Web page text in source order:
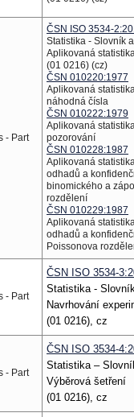
- Part
ČSN ISO 3534-
Statistika - Slovník
Aplikovaná
(01 0216) (cz)
ČSN 010220:1977
Aplikovaná
náhodná čísla
ČSN 010222:1979
Aplikovaná
pozorování
ČSN 010228:1987
Aplikovaná
odhadů a
binomického a
rozdělení
ČSN 010229:1987
Aplikovaná
odhadů a
Poissonova
- Part
ČSN ISO 3534-
Statistika -
Navrhování
(01 0216), cz
- Part
ČSN ISO 3534-
Statistika –
Výběrová šetření
(01 0216), cz